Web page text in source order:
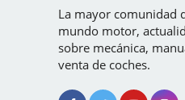
La mayor comunidad
mundo motor,
sobre mecánica,
venta de coches.